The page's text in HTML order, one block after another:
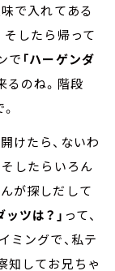
で入れてある
そしたら帰って
で 「ハーゲンダ
るのね。階段
けたら、ないわ
したらいろん
が探しだして
ツは？」 って、
ミングで、私テ
知してお兄ちゃ